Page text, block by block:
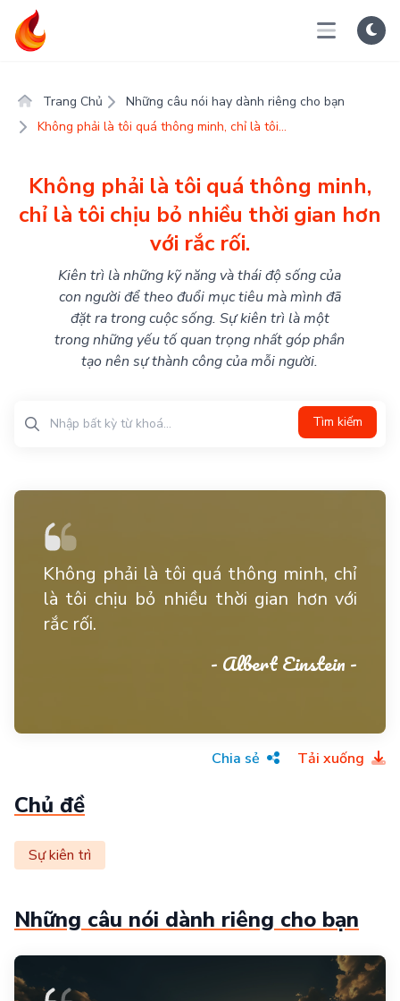
Trang Chủ
Những câu nói hay dành riêng cho bạn
Không phải là tôi quá thông minh, chỉ là tôi...
Không phải là tôi quá thông minh,
chỉ là tôi chịu bỏ nhiều thời gian hơn
với rắc rối.
Kiên trì là những kỹ năng và thái độ sống của
con người để theo đuổi mục tiêu mà mình đã
đặt ra trong cuộc sống. Sự kiên trì là một
trong những yếu tố quan trọng nhất góp phần
tạo nên sự thành công của mỗi người.
Tìm kiếm
Không phải là tôi quá thông minh, chỉ
là tôi chịu bỏ nhiều thời gian hơn với
rắc rối.
- Albert Einstein -
Chia sẻ Tải xuống
Chủ đề
Sự kiên trì
Những câu nói dành riêng cho bạn